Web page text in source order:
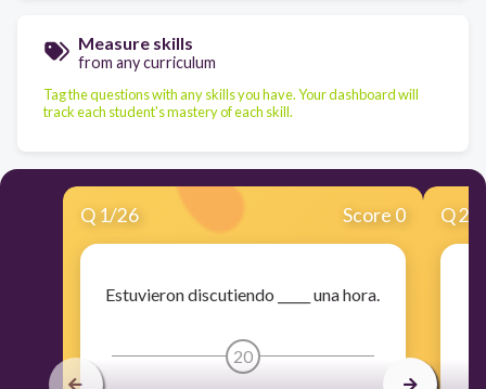
Measure skills
from any curriculum
Tag the questions with any skills you have. Your dashboard will
track each student's mastery of each skill.
Q 1/26 Score 0
Estuvieron discutiendo _____ una hora.
20
Q2